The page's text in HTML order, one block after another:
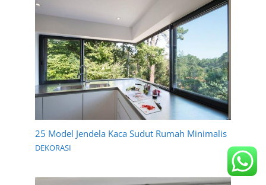
25 Model Jendela Kaca Sudut Rumah Minimalis
DEKORASI